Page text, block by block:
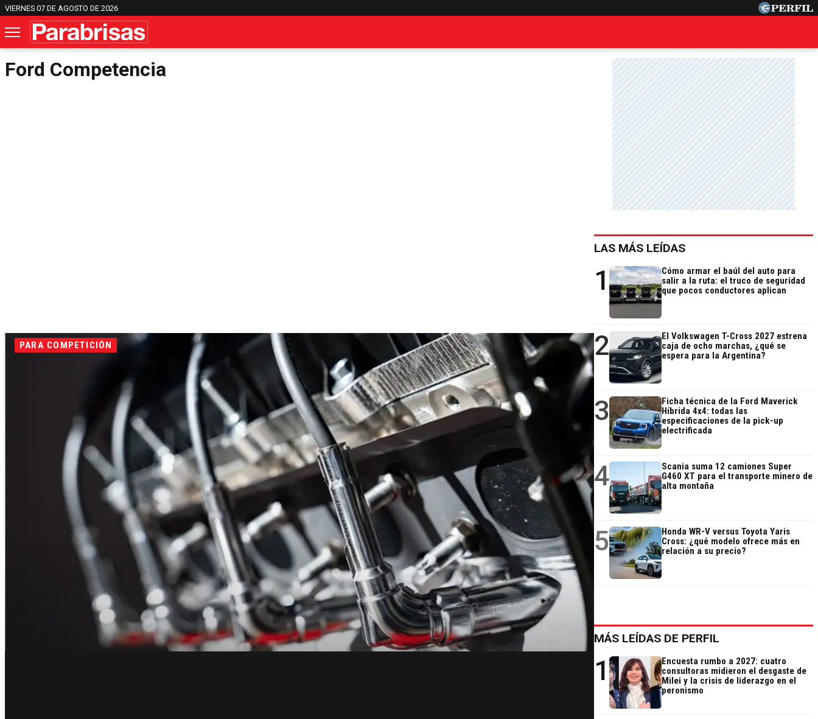
VIERNES 07 DE AGOSTO DE 2026
Ford Competencia
PARA COMPETICIÓN
LAS MÁS LEÍDAS
1
Cómo armar el baúl del auto para
salir a la ruta: el truco de seguridad
que pocos conductores aplican
2
El Volkswagen T-Cross 2027 estrena
caja de ocho marchas, ¿qué se
espera para la Argentina?
3
Ficha técnica de la Ford Maverick
Híbrida 4x4: todas las
especificaciones de la pick-up
electrificada
4
Scania suma 12 camiones Super
G460 XT para el transporte minero de
alta montaña
5
Honda WR-V versus Toyota Yaris
Cross: ¿qué modelo ofrece más en
relación a su precio?
MÁS LEÍDAS DE PERFIL
1
Encuesta rumbo a 2027: cuatro
consultoras midieron el desgaste de
Milei y la crisis de liderazgo en el
peronismo